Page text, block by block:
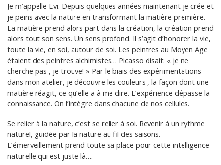
Je m’appelle Evi. Depuis quelques années maintenant je crée et
je peins avec la nature en transformant la matière première.
La matière prend alors part dans la création, la création prend
alors tout son sens. Un sens profond. Il s’agit d’honorer la vie,
toute la vie, en soi, autour de soi. Les peintres au Moyen Age
étaient des peintres alchimistes… Picasso disait: « je ne
cherche pas , je trouve! » Par le biais des expérimentations
dans mon atelier, je découvre les couleurs , la façon dont une
matière réagit, ce qu’elle a à me dire. L’expérience dépasse la
connaissance. On l’intègre dans chacune de nos cellules.
Se relier à la nature, c’est se relier à soi. Revenir à un rythme
naturel, guidée par la nature au fil des saisons.
L’émerveillement prend toute sa place pour cette intelligence
naturelle qui est juste là….